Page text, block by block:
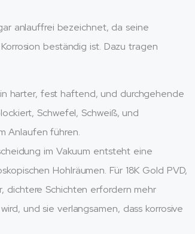
anlauffrei bezeichnet, da seine
beständig ist. Dazu tragen
harter, fest haftend, und durchgehende
Schwefel, Schweiß, und
Anlaufen führen.
im Vakuum entsteht eine
Hohlräumen. Für 18K Gold PVD,
dichtere Schichten erfordern mehr
und sie verlangsamen, dass korrosive